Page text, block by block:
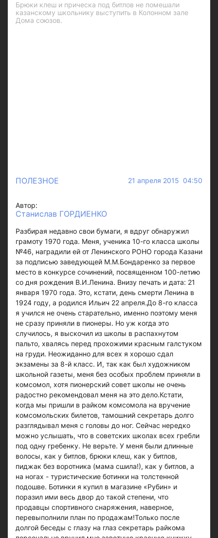
Брюки клеш и прическа под битлов не помешали
казанскому школьнику выступить в Колонном зале
Дома союзов.
ПОЛЕЗНОЕ 21 апреля 2015 04:50
Автор:
Станислав ГОРДИЕНКО
Разбирая недавно свои бумаги, я вдруг обнаружил
грамоту 1970 года. Меня, ученика 10-го класса школы
№46, наградили ей от Ленинского РОНО города Казани
за подписью заведующей М.М.Бондаренко за первое
место в конкурсе сочинений, посвященном 100-летию
со дня рождения В.И.Ленина. Внизу печать и дата: 21
января 1970 года. Это, кстати, день смерти Ленина в
1924 году, а родился Ильич 22 апреля.До 8-го класса
я учился не очень старательно, именно поэтому меня
не сразу приняли в пионеры. Но уж когда это
случилось, я выскочил из школы в распахнутом
пальто, хвалясь перед прохожими красным галстуком
на груди. Неожиданно для всех я хорошо сдал
экзамены за 8-й класс. И, так как был художником
школьной газеты, меня без особых проблем приняли в
комсомол, хотя пионерский совет школы не очень
радостно рекомендовал меня на это дело.Кстати,
когда мы пришли в райком комсомола на вручение
комсомольских билетов, тамошний секретарь долго
разглядывал меня с головы до ног. Сейчас нередко
можно услышать, что в советских школах всех гребли
под одну гребенку. Не верьте. У меня были длинные
волосы, как у битлов, брюки клеш, как у битлов,
пиджак без воротника (мама сшила!), как у битлов, а
на ногах - туристические ботинки на толстенной
подошве. Ботинки я купил в магазине «Рубин» и
поразил ими весь двор до такой степени, что
продавцы спортивного снаряжения, наверное,
перевыполнили план по продажам!Только после
долгой беседы с глазу на глаз секретарь райкома